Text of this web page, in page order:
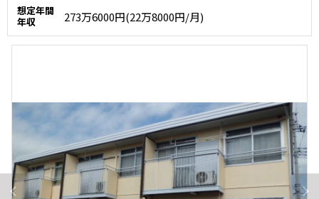
想定年間
年収
273万6000円(22万8000円/月)